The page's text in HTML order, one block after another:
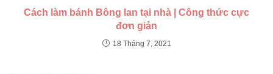
Cách làm bánh Bông lan tại nhà | Công thức cực
đơn giản
18 Tháng 7, 2021